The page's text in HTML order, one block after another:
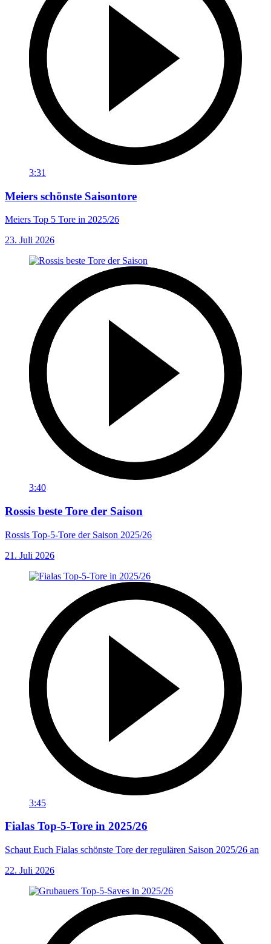
3:31
Meiers schönste Saisontore
Meiers Top 5 Tore in 2025/26
23. Juli 2026
3:40
Rossis beste Tore der Saison
Rossis Top-5-Tore der Saison 2025/26
21. Juli 2026
3:45
Fialas Top-5-Tore in 2025/26
Schaut Euch Fialas schönste Tore der regulären Saison 2025/26 an
22. Juli 2026